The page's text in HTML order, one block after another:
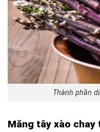
Thành phần
Măng tây xào chay